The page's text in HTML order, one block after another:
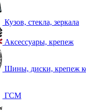
Кузов, стекла, зеркала
Аксессуары, крепеж
Шины, диски, крепеж
ГСМ